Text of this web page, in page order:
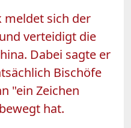
meldet sich der
verteidigt die
Dabei sagte er
Bischöfe
"ein Zeichen
hat.